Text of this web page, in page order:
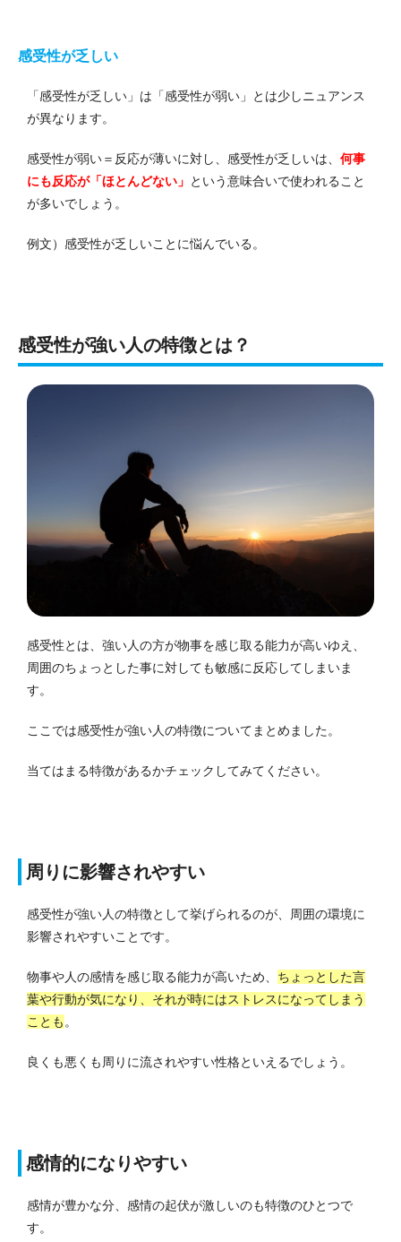
感受性が乏しい
「感受性が乏しい」は「感受性が弱い」とは少しニュアンス
が異なります。
感受性が弱い＝反応が薄いに対し、感受性が乏しいは、 何事
にも反応が「ほとんどない」 という意味合いで使われること
が多いでしょう。
例文）感受性が乏しいことに悩んでいる。
感受性が強い人の特徴とは？
感受性とは、強い人の方が物事を感じ取る能力が高いゆえ、
周囲のちょっとした事に対しても敏感に反応してしまいま
す。
ここでは感受性が強い人の特徴についてまとめました。
当てはまる特徴があるかチェックしてみてください。
周りに影響されやすい
感受性が強い人の特徴として挙げられるのが、周囲の環境に
影響されやすいことです。
物事や人の感情を感じ取る能力が高いため、 ちょっとした言
葉や行動が気になり、それが時にはストレスになってしまう
ことも 。
良くも悪くも周りに流されやすい性格といえるでしょう。
感情的になりやすい
感情が豊かな分、感情の起伏が激しいのも特徴のひとつで
す。